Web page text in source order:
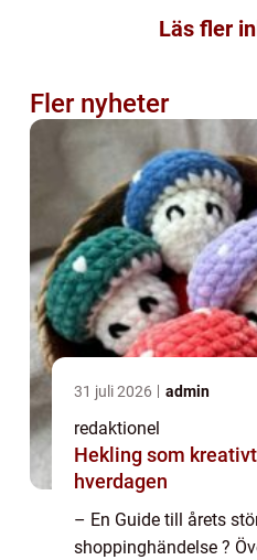
Läs fler
Fler nyheter
31 juli 2026 admin
redaktionel
Hekling som
hverdagen
– En Guide till årets
shoppinghändelse ?